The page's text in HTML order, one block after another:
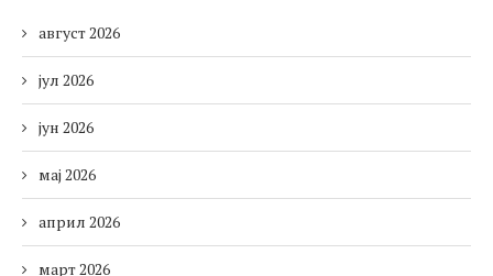
август 2026
јул 2026
јун 2026
мај 2026
април 2026
март 2026